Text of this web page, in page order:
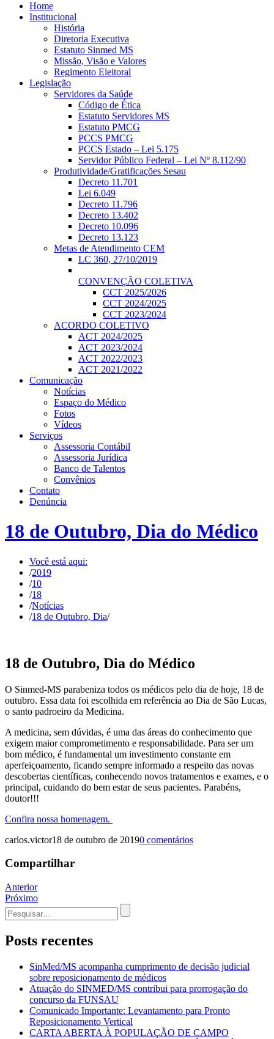
Home
Institucional
História
Diretoria Executiva
Estatuto Sinmed MS
Missão, Visão e Valores
Regimento Eleitoral
Legislação
Servidores da Saúde
Código de Ética
Estatuto Servidores MS
Estatuto PMCG
PCCS PMCG
PCCS Estado – Lei 5.175
Servidor Público Federal – Lei Nº 8.112/90
Produtividade/Gratificações Sesau
Decreto 11.701
Lei 6.049
Decreto 11.796
Decreto 13.402
Decreto 10.096
Decreto 13.123
Metas de Atendimento CEM
LC 360, 27/10/2019
CONVENÇÃO COLETIVA
CCT 2025/2026
CCT 2024/2025
CCT 2023/2024
ACORDO COLETIVO
ACT 2024/2025
ACT 2023/2024
ACT 2022/2023
ACT 2021/2022
Comunicação
Notícias
Espaço do Médico
Fotos
Vídeos
Serviços
Assessoria Contábil
Assessoria Jurídica
Banco de Talentos
Convênios
Contato
Denúncia
18 de Outubro, Dia do Médico
Você está aqui:
/2019
/10
/18
/Notícias
/18 de Outubro, Dia/
18 de Outubro, Dia do Médico
O Sinmed-MS parabeniza todos os médicos pelo dia de hoje, 18 de
outubro. Essa data foi escolhida em referência ao Dia de São Lucas,
o santo padroeiro da Medicina.
A medicina, sem dúvidas, é uma das áreas do conhecimento que
exigem maior comprometimento e responsabilidade. Para ser um
bom médico, é fundamental um investimento constante em
aperfeiçoamento, ficando sempre informado a respeito das novas
descobertas científicas, conhecendo novos tratamentos e exames, e o
principal, cuidando do bem estar de seus pacientes. Parabéns,
doutor!!!
Confira nossa homenagem.
carlos.victor18 de outubro de 20190 comentários
Compartilhar
Navegação
de
Post
Anterior
Próximo
Procurar
por:
Posts recentes
SinMed/MS acompanha cumprimento de decisão judicial
sobre reposicionamento de médicos
Atuação do SINMED/MS contribui para prorrogação do
concurso da FUNSAU
Comunicado Importante: Levantamento para Pronto
Reposicionamento Vertical
CARTA ABERTA À POPULAÇÃO DE CAMPO